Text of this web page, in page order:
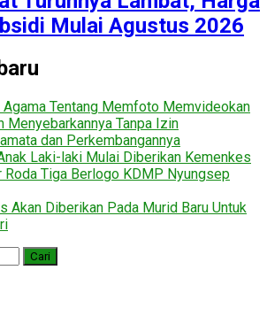
Mulai Agustus 2026
Agama Tentang Memfoto Memvideokan
Menyebarkannya Tanpa Izin
dan Perkembangannya
Laki-laki Mulai Diberikan Kemenkes
Tiga Berlogo KDMP Nyungsep
Akan Diberikan Pada Murid Baru Untuk